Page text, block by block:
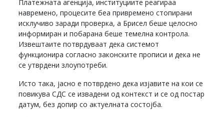
Платежната агенција, институциите реагираа
навремено, процесите беа привремено стопирани
исклучиво заради проверка, а Брисел беше целосно
информиран и побарана беше темелна контрола.
Извештаите потврдуваат дека системот
функционира согласно законските прописи и дека не
се утврдени злоупотреби.
Исто така, јасно е потврдено дека изјавите на кои се
повикува СДС се извадени од контекст и се од постар
датум, без допир со актуелната состојба.